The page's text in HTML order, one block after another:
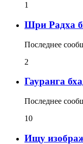
1
Шри Радха
Последнее
2
Гауранга
Последнее
10
Ищу